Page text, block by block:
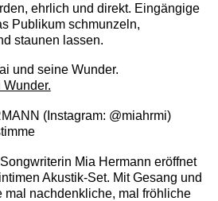
ehrlich und direkt. Eingängige
Publikum schmunzeln,
staunen lassen.
und seine Wunder.
Wunder.
(Instagram: @miahrmi)
Mia Hermann eröffnet
Akustik-Set. Mit Gesang und
mal nachdenkliche, mal fröhliche